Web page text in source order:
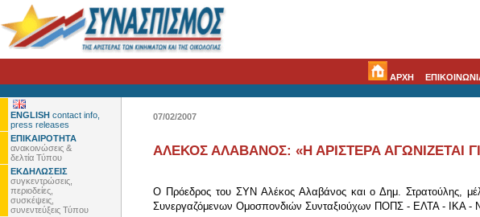
ΑΡΧΗ
ENGLISH contact info,
press releases
ΕΠΙΚΑΙΡΟΤΗΤΑ
ανακοινώσεις &
δελτία Τύπου
ΕΚΔΗΛΩΣΕΙΣ
συγκεντρώσεις,
περιοδείες,
συσκέψεις,
συνεντεύξεις Τύπου
07/02/2007
ΑΛΕΚΟΣ ΑΛΑΒΑΝΟΣ: «Η ΑΡΙΣΤΕΡΑ ΑΓΩΝΙΖΕΤΑΙ
Ο Πρόεδρος του ΣΥΝ Αλέκος Αλαβάνος και ο Δημ. Στρατούλης,
Συνεργαζόμενων Ομοσπονδιών Συνταξιούχων ΠΟΠΣ - ΕΛΤΑ -